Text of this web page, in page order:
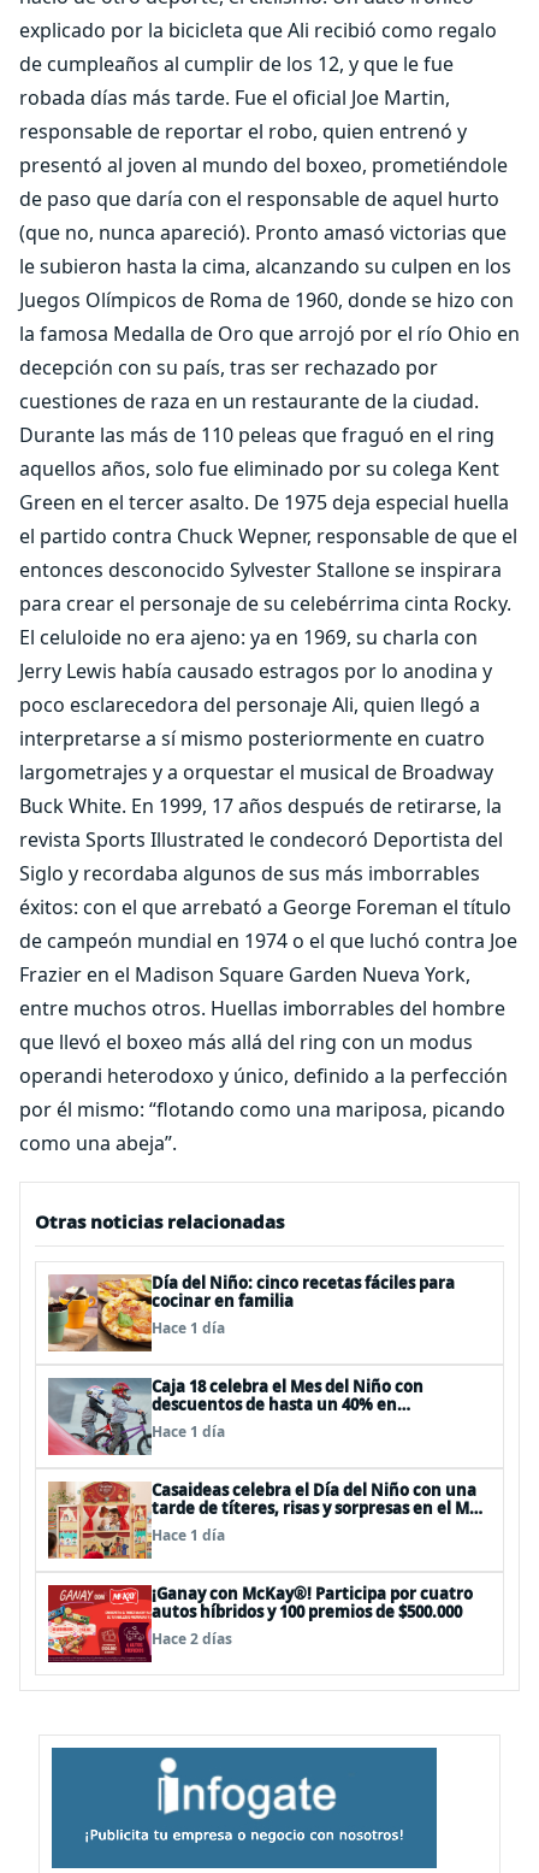
explicado por la bicicleta que Ali recibió como regalo
de cumpleaños al cumplir de los 12, y que le fue
robada días más tarde. Fue el oficial Joe Martin,
responsable de reportar el robo, quien entrenó y
presentó al joven al mundo del boxeo, prometiéndole
de paso que daría con el responsable de aquel hurto
(que no, nunca apareció). Pronto amasó victorias que
le subieron hasta la cima, alcanzando su culpen en los
Juegos Olímpicos de Roma de 1960, donde se hizo con
la famosa Medalla de Oro que arrojó por el río Ohio en
decepción con su país, tras ser rechazado por
cuestiones de raza en un restaurante de la ciudad.
Durante las más de 110 peleas que fraguó en el ring
aquellos años, solo fue eliminado por su colega Kent
Green en el tercer asalto. De 1975 deja especial huella
el partido contra Chuck Wepner, responsable de que el
entonces desconocido Sylvester Stallone se inspirara
para crear el personaje de su celebérrima cinta Rocky.
El celuloide no era ajeno: ya en 1969, su charla con
Jerry Lewis había causado estragos por lo anodina y
poco esclarecedora del personaje Ali, quien llegó a
interpretarse a sí mismo posteriormente en cuatro
largometrajes y a orquestar el musical de Broadway
Buck White. En 1999, 17 años después de retirarse, la
revista Sports Illustrated le condecoró Deportista del
Siglo y recordaba algunos de sus más imborrables
éxitos: con el que arrebató a George Foreman el título
de campeón mundial en 1974 o el que luchó contra Joe
Frazier en el Madison Square Garden Nueva York,
entre muchos otros. Huellas imborrables del hombre
que llevó el boxeo más allá del ring con un modus
operandi heterodoxo y único, definido a la perfección
por él mismo: “flotando como una mariposa, picando
como una abeja”.
Otras noticias relacionadas
Día del Niño: cinco recetas fáciles para
cocinar en familia
Hace 1 día
Caja 18 celebra el Mes del Niño con
descuentos de hasta un 40% en
panoramas, cine, shows y streaming
Hace 1 día
Casaideas celebra el Día del Niño con una
tarde de títeres, risas y sorpresas en el Mall
Plaza Vespucio
Hace 1 día
¡Ganay con McKay®! Participa por cuatro
autos híbridos y 100 premios de $500.000
Hace 2 días